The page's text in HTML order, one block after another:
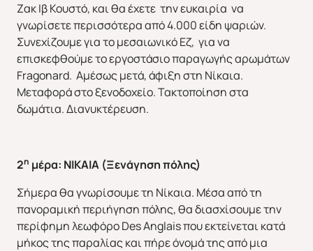
Ζακ Ιβ Κουστό, και θα έχετε την ευκαιρία να
γνωρίσετε περισσότερα από 4.000 είδη ψαριών.
Συνεχίζουμε για το μεσαιωνικό Εζ, για να
επισκεφθούμε το εργοστάσιο παραγωγής αρωμάτων
Fragonard. Αμέσως μετά, άφιξη στη Νίκαια.
Μεταφορά στο ξενοδοχείο. Τακτοποίηση στα
δωμάτια. Διανυκτέρευση.
2η μέρα: ΝΙΚΑΙΑ (Ξενάγηση πόλης)
Σήμερα θα γνωρίσουμε τη Νίκαια. Μέσα από τη
πανοραμική περιήγηση πόλης, θα διασχίσουμε την
περίφημη λεωφόρο Des Anglais που εκτείνεται κατά
μήκος της παραλίας και πήρε όνομά της από μια